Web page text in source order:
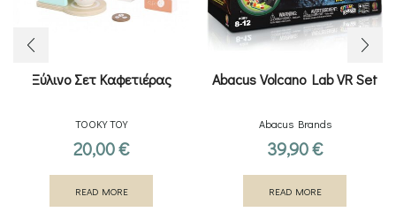
Ξύλινο Σετ Καφετιέρας
TOOKY TOY
20,00€
READ MORE
Abacus Volcano Lab VR Set
Abacus Brands
39,90€
READ MORE